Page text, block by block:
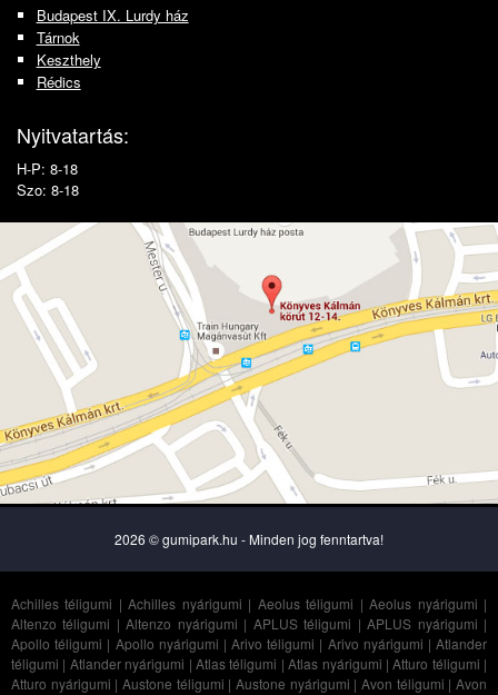
Budapest IX. Lurdy ház
Tárnok
Keszthely
Rédics
Nyitvatartás:
H-P: 8-18
Szo: 8-18
2026 © gumipark.hu - Minden jog fenntartva!
Achilles téligumi |Achilles nyárigumi | Aeolus téligumi |Aeolus nyárigumi |
Altenzo téligumi |Altenzo nyárigumi | APLUS téligumi |APLUS nyárigumi |
Apollo téligumi | Apollo nyárigumi |Arivo téligumi | Arivo nyárigumi |Atlander
téligumi | Atlander nyárigumi | Atlas téligumi |Atlas nyárigumi |Atturo téligumi |
Atturo nyárigumi |Austone téligumi |Austone nyárigumi |Avon téligumi |Avon